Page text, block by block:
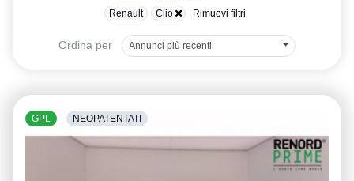
Renault Clio Rimuovi filtri
Ordina per Annunci più recenti
GPL NEOPATENTATI